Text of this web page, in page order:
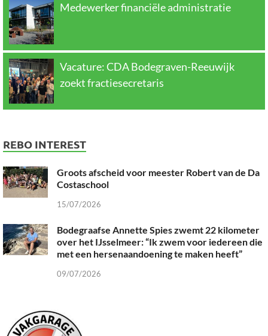
Medewerker financiële administratie
Vacature: CDA Bodegraven-Reeuwijk
zoekt fractiesecretaris
REBO INTEREST
Groots afscheid voor meester Robert van de Da
Costaschool
15/07/2026
Bodegraafse Annette Spies zwemt 22 kilometer
over het IJsselmeer: “Ik zwem voor iedereen die
met een hersenaandoening te maken heeft”
09/07/2026